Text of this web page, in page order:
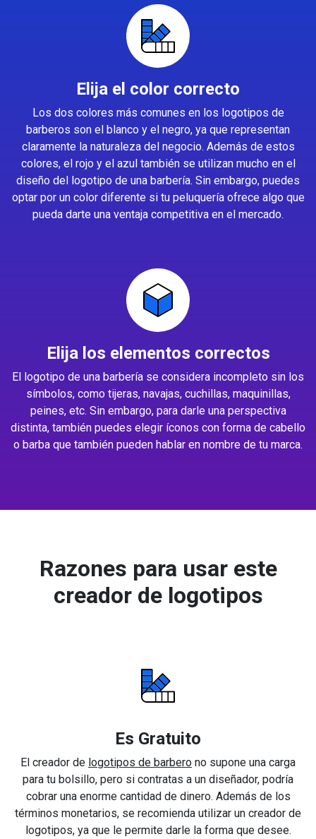
Elija el color correcto
Los dos colores más comunes en los logotipos de
barberos son el blanco y el negro, ya que representan
claramente la naturaleza del negocio. Además de estos
colores, el rojo y el azul también se utilizan mucho en el
diseño del logotipo de una barbería. Sin embargo, puedes
optar por un color diferente si tu peluquería ofrece algo que
pueda darte una ventaja competitiva en el mercado.
Elija los elementos correctos
El logotipo de una barbería se considera incompleto sin los
símbolos, como tijeras, navajas, cuchillas, maquinillas,
peines, etc. Sin embargo, para darle una perspectiva
distinta, también puedes elegir íconos con forma de cabello
o barba que también pueden hablar en nombre de tu marca.
Razones para usar este
creador de logotipos
Es Gratuito
El creador de logotipos de barbero no supone una carga
para tu bolsillo, pero si contratas a un diseñador, podría
cobrar una enorme cantidad de dinero. Además de los
términos monetarios, se recomienda utilizar un creador de
logotipos, ya que le permite darle la forma que desee.